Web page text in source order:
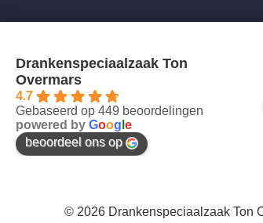
Drankenspeciaalzaak Ton
Overmars
4.7
Gebaseerd op 449 beoordelingen
powered by Goog e
beoordeel ons op
© 2026 Drankenspeciaalzaak Ton